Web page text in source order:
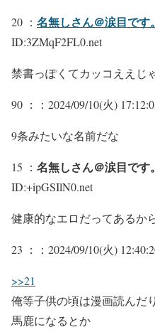
20 ： 名無しさん＠涙目です。
ID:3ZMqF2FL0.net
禁書っぽくてカッコええじ
90 ： ：2024/09/10(火)
9条みたいな名前だな
15 ： 名無しさん＠涙目です。
ID:+ipGSIlN0.net
健康的なエロだってあるか
23 ： ：2024/09/10(火)
>>21
俺等子供の頃は漫画読んだ
馬鹿になるとか